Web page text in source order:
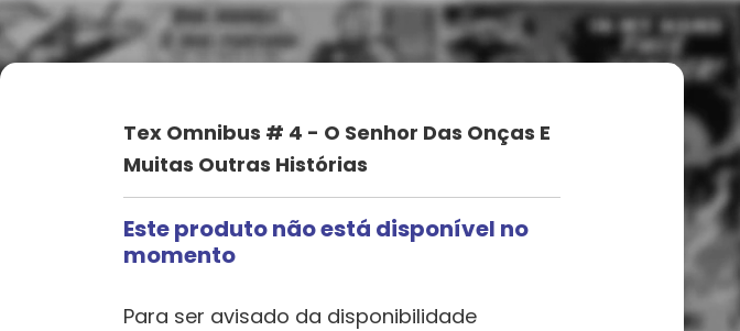
Tex Omnibus # 4 - O Senhor Das Onças E
Muitas Outras Histórias
Este produto não está disponível no
momento
Para ser avisado da disponibilidade